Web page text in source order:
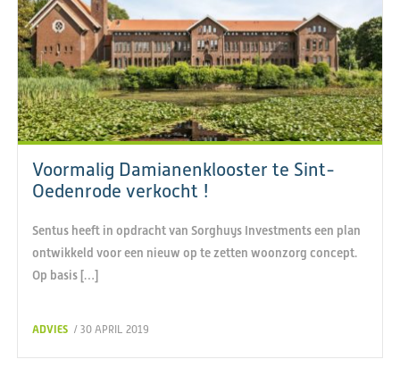
Voormalig Damianenklooster te Sint-
Oedenrode verkocht !
Sentus heeft in opdracht van Sorghuys Investments een plan
ontwikkeld voor een nieuw op te zetten woonzorg concept.
Op basis […]
ADVIES / 30 APRIL 2019